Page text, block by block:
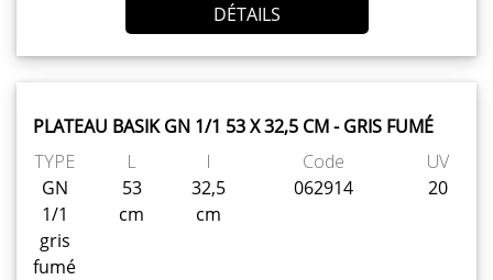
DÉTAILS
PLATEAU BASIK GN 1/1 53 X 32,5 CM - GRIS FUMÉ
TYPE
GN
1/1
gris
fumé
L
53
cm
l
32,5
cm
Code
062914
UV
20